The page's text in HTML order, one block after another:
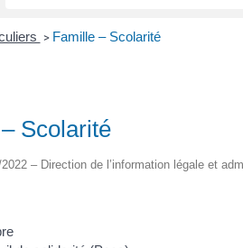
> Famille – Scolarité
Scolarité
– Direction de l’information légale et